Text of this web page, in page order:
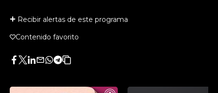
Recibir alertas de este programa
Contenido favorito
Facebook
Twitter
LinkedIn
Enviar
Whatsapp
Telegram
Copiar
artículo